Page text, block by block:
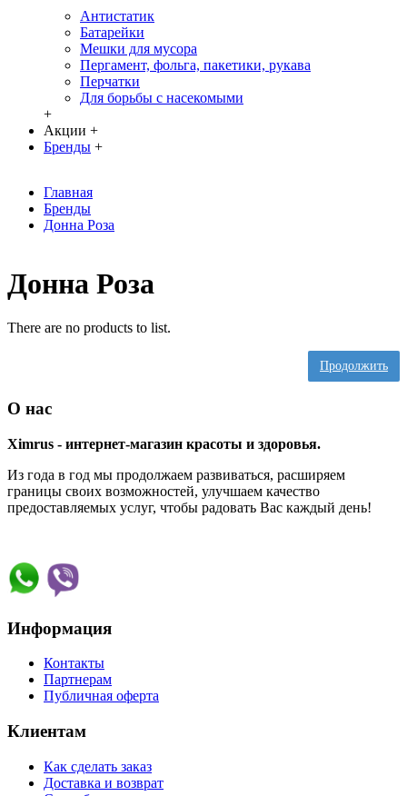
Антистатик
Батарейки
Мешки для мусора
Пергамент, фольга, пакетики, рукава
Перчатки
Для борьбы с насекомыми
+
Акции +
Бренды +
Главная
Бренды
Донна Роза
Донна Роза
There are no products to list.
Продолжить
О нас
Ximrus - интернет-магазин красоты и здоровья.
Из года в год мы продолжаем развиваться, расширяем
границы своих возможностей, улучшаем качество
предоставляемых услуг, чтобы радовать Вас каждый день!
Информация
Контакты
Партнерам
Публичная оферта
Клиентам
Как сделать заказ
Доставка и возврат